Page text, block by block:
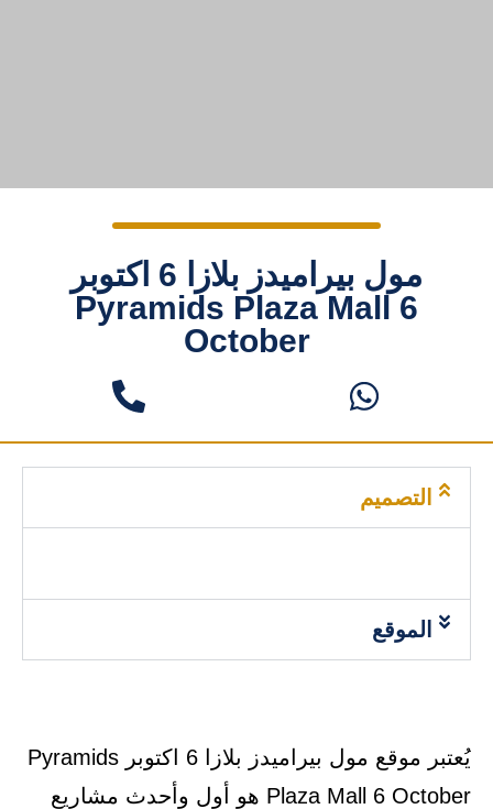
مول بيراميدز بلازا 6 اكتوبر
Pyramids Plaza Mall 6
October
التصميم
الموقع
يُعتبر موقع مول بيراميدز بلازا 6 اكتوبر Pyramids
Plaza Mall 6 October هو أول وأحدث مشاريع